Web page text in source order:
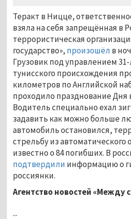
Теракт в Ницце,
взяла на себя запрещённая в
террористическая
государство», произошёл в
Грузовик под управлением
тунисского происхождения
километров по Английской
проходило празднование Дня
Водитель специально ехал
задавить как можно больше
автомобиль остановился,
стрельбу из автоматического
известно о 84 погибших. В
подтвердили информацию о
россиянки.
Агентство новостей «Между
...